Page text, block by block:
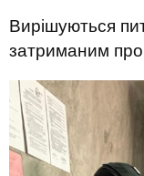
Вирішуються
затриманим про